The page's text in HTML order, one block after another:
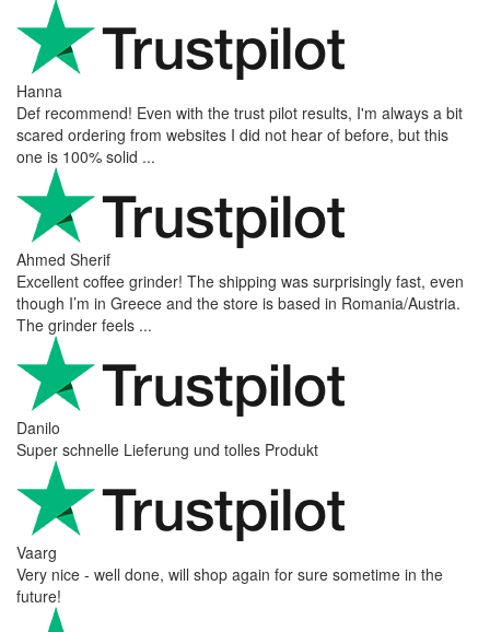
Hanna
Def recommend! Even with the trust pilot results, I'm always a bit
scared ordering from websites I did not hear of before, but this
one is 100% solid ...
Ahmed Sherif
Excellent coffee grinder! The shipping was surprisingly fast, even
though I’m in Greece and the store is based in Romania/Austria.
The grinder feels ...
Danilo
Super schnelle Lieferung und tolles Produkt
Vaarg
Very nice - well done, will shop again for sure sometime in the
future!